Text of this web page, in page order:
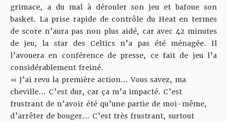
grimace, a du mal à dérouler son jeu et bafoue son
basket. La prise rapide de contrôle du Heat en termes
de score n’aura pas non plus aidé, car avec 42 minutes
de jeu, la star des Celtics n’a pas été ménagée. Il
l’avouera en conférence de presse, ce fait de jeu l’a
considérablement freiné.
« J’ai revu la première action… Vous savez, ma
cheville… C’est dur, car ça m’a impacté. C’est
frustrant de n’avoir été qu’une partie de moi-même,
d’arrêter de bouger… C’est très frustrant, surtout